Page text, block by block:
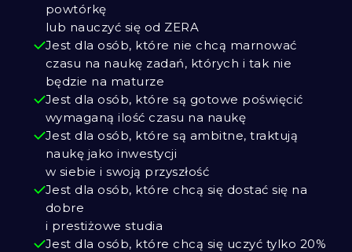
powtórkę
lub nauczyć się od ZERA
Jest dla osób, które nie chcą marnować
czasu na naukę zadań, których i tak nie
będzie na maturze
Jest dla osób, które są gotowe poświęcić
wymaganą ilość czasu na naukę
Jest dla osób, które są ambitne, traktują
naukę jako inwestycji
w siebie i swoją przyszłość
Jest dla osób, które chcą się dostać się na
dobre
i prestiżowe studia
Jest dla osób, które chcą się uczyć tylko 20%